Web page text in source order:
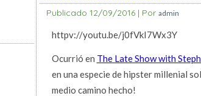
Publicado 12/09/2016| Por admin
httpv://youtu.be/j0fVkI7Wx3Y
Ocurrió en The Late Show with
en una especie de hipster millenial
medio camino hecho!